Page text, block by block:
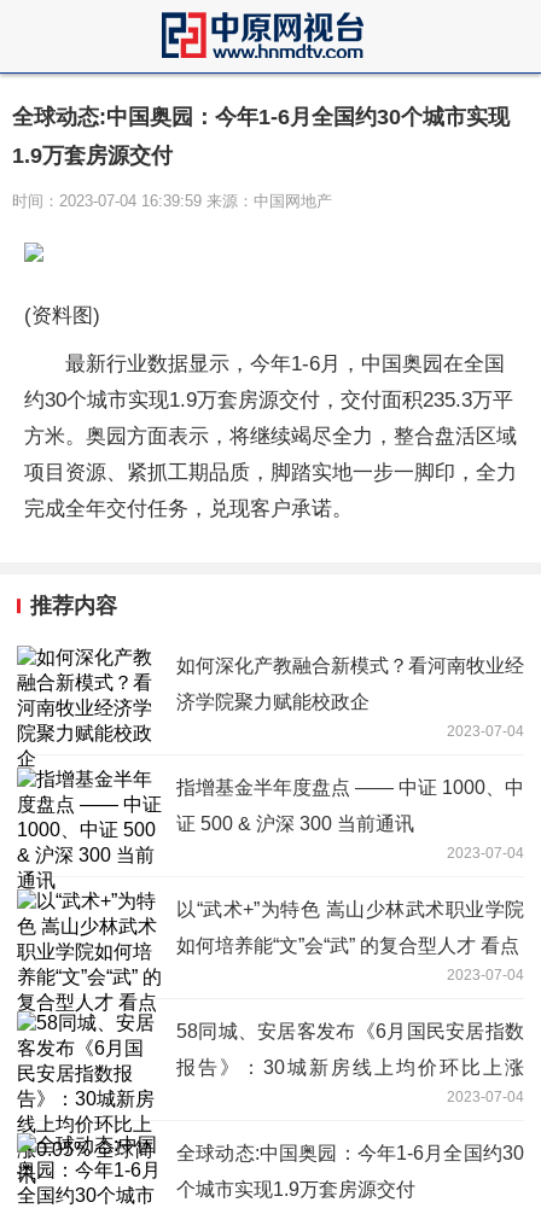
全球动态:中国奥园：今年1-6月全国约30个城市实现
1.9万套房源交付
时间：2023-07-04 16:39:59 来源：中国网地产
(资料图)
最新行业数据显示，今年1-6月，中国奥园在全国
约30个城市实现1.9万套房源交付，交付面积235.3万平
方米。奥园方面表示，将继续竭尽全力，整合盘活区域
项目资源、紧抓工期品质，脚踏实地一步一脚印，全力
完成全年交付任务，兑现客户承诺。
推荐内容
如何深化产教融合新模式？看河南牧业经
济学院聚力赋能校政企
2023-07-04
指增基金半年度盘点 —— 中证 1000、中
证 500 & 沪深 300 当前通讯
2023-07-04
以“武术+”为特色 嵩山少林武术职业学院
如何培养能“文”会“武” 的复合型人才 看点
2023-07-04
58同城、安居客发布《6月国民安居指数
报告》：30城新房线上均价环比上涨
2023-07-04
全球动态:中国奥园：今年1-6月全国约30
个城市实现1.9万套房源交付